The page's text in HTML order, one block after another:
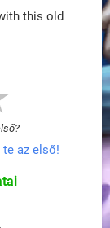
this old
te az első!